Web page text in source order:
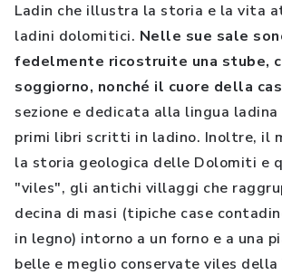
Ladin che illustra la storia e la vita
ladini dolomitici. Nelle sue sale
fedelmente ricostruite una stube,
soggiorno, nonché il cuore della
sezione e dedicata alla lingua ladina
primi libri scritti in ladino. Inoltre, il
la storia geologica delle Dolomiti e
"viles", gli antichi villaggi che
decina di masi (tipiche case
in legno) intorno a un forno e a una
belle e meglio conservate viles della